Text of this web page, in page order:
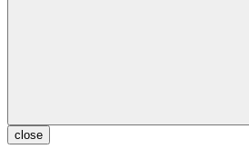
close